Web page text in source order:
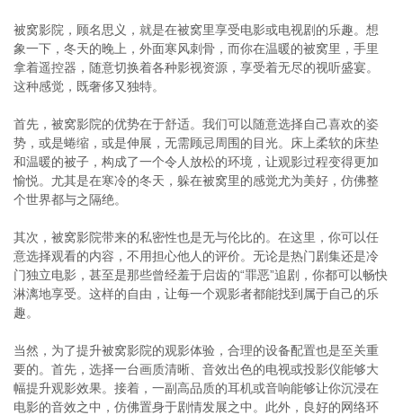
被窝影院，顾名思义，就是在被窝里享受电影或电视剧的乐趣。想
象一下，冬天的晚上，外面寒风刺骨，而你在温暖的被窝里，手里
拿着遥控器，随意切换着各种影视资源，享受着无尽的视听盛宴。
这种感觉，既奢侈又独特。
首先，被窝影院的优势在于舒适。我们可以随意选择自己喜欢的姿
势，或是蜷缩，或是伸展，无需顾忌周围的目光。床上柔软的床垫
和温暖的被子，构成了一个令人放松的环境，让观影过程变得更加
愉悦。尤其是在寒冷的冬天，躲在被窝里的感觉尤为美好，仿佛整
个世界都与之隔绝。
其次，被窝影院带来的私密性也是无与伦比的。在这里，你可以任
意选择观看的内容，不用担心他人的评价。无论是热门剧集还是冷
门独立电影，甚至是那些曾经羞于启齿的“罪恶”追剧，你都可以畅快
淋漓地享受。这样的自由，让每一个观影者都能找到属于自己的乐
趣。
当然，为了提升被窝影院的观影体验，合理的设备配置也是至关重
要的。首先，选择一台画质清晰、音效出色的电视或投影仪能够大
幅提升观影效果。接着，一副高品质的耳机或音响能够让你沉浸在
电影的音效之中，仿佛置身于剧情发展之中。此外，良好的网络环